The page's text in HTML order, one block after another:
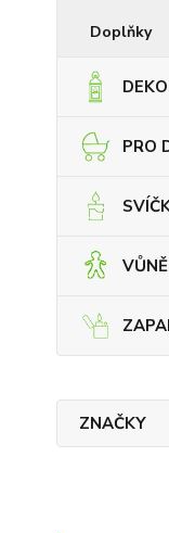
Doplňky
PRO
ZNAČKY